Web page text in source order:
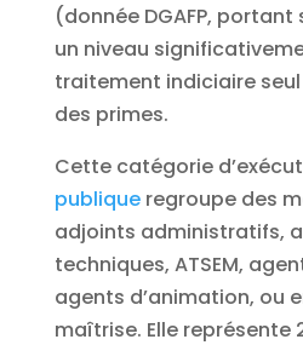
(donnée DGAFP, portant
un niveau
traitement indiciaire
des primes.
Cette catégorie
publiqueregroupe des
adjoints administratifs,
techniques, ATSEM,
agents d’animation, ou
maîtrise. Elle représente